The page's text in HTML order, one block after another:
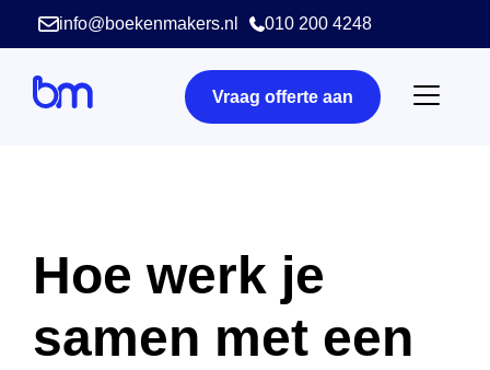
info@boekenmakers.nl 010 200 4248
Vraag offerte aan
Hoe werk je
samen met een